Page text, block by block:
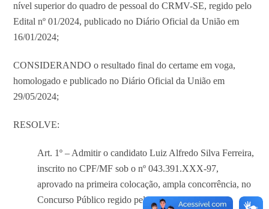
nível superior do quadro de pessoal do CRMV-SE, regido pelo
Edital nº 01/2024, publicado no Diário Oficial da União em
16/01/2024;
CONSIDERANDO o resultado final do certame em voga,
homologado e publicado no Diário Oficial da União em
29/05/2024;
RESOLVE:
Art. 1º – Admitir o candidato Luiz Alfredo Silva Ferreira,
inscrito no CPF/MF sob o nº 043.391.XXX-97,
aprovado na primeira colocação, ampla concorrência, no
Concurso Público regido pelo Edital nº 01/2024, na